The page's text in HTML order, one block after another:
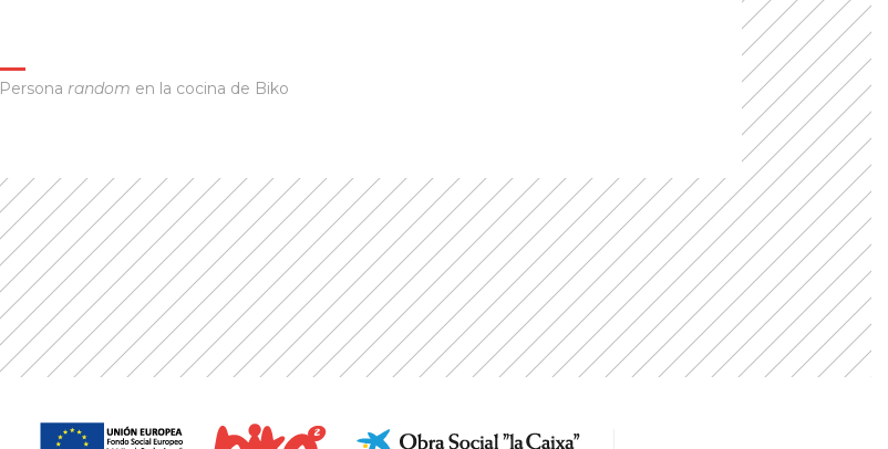
Persona random en la cocina de Biko